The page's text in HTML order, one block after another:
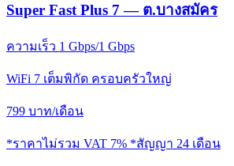
Super Fast Plus 7 — ต.บางสมัคร
ความเร็ว 1 Gbps/1 Gbps
WiFi 7 เต็มพิกัด ครอบครัวใหญ่
799 บาท/เดือน
*ราคาไม่รวม VAT 7% *สัญญา 24 เดือน